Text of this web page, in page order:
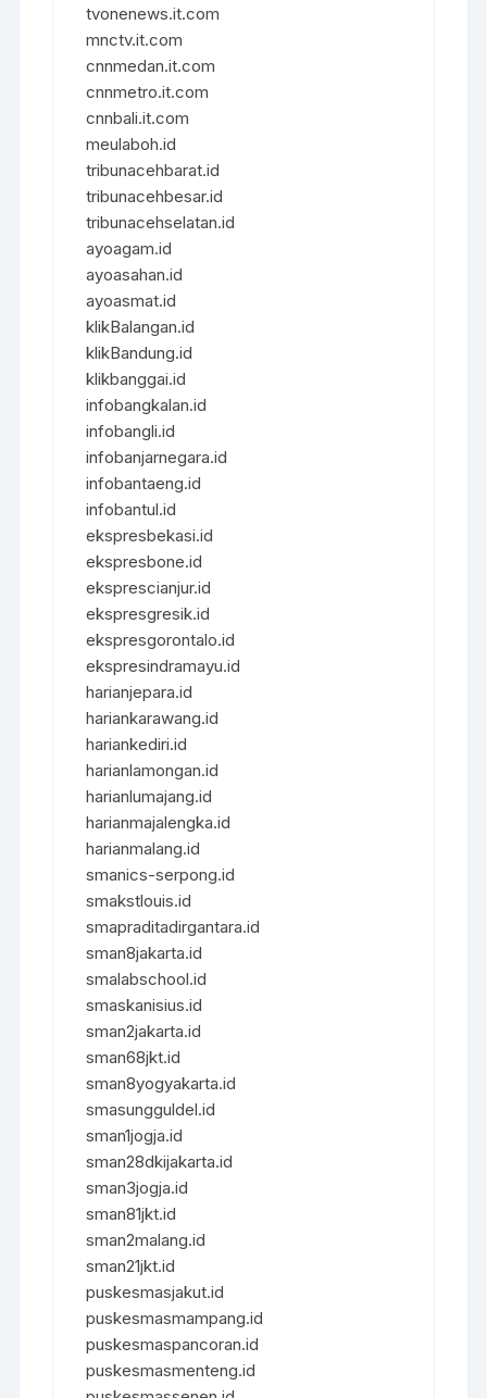
tvonenews.it.com
mnctv.it.com
cnnmedan.it.com
cnnmetro.it.com
cnnbali.it.com
meulaboh.id
tribunacehbarat.id
tribunacehbesar.id
tribunacehselatan.id
ayoagam.id
ayoasahan.id
ayoasmat.id
klikBalangan.id
klikBandung.id
klikbanggai.id
infobangkalan.id
infobangli.id
infobanjarnegara.id
infobantaeng.id
infobantul.id
ekspresbekasi.id
ekspresbone.id
eksprescianjur.id
ekspresgresik.id
ekspresgorontalo.id
ekspresindramayu.id
harianjepara.id
hariankarawang.id
hariankediri.id
harianlamongan.id
harianlumajang.id
harianmajalengka.id
harianmalang.id
smanics-serpong.id
smakstlouis.id
smapraditadirgantara.id
sman8jakarta.id
smalabschool.id
smaskanisius.id
sman2jakarta.id
sman68jkt.id
sman8yogyakarta.id
smasungguldel.id
sman1jogja.id
sman28dkijakarta.id
sman3jogja.id
sman81jkt.id
sman2malang.id
sman21jkt.id
puskesmasjakut.id
puskesmasmampang.id
puskesmaspancoran.id
puskesmasmenteng.id